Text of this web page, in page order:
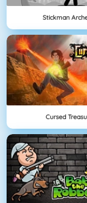
Stickman
Cursed